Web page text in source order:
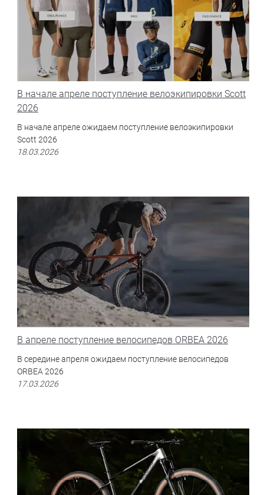
В начале апреле поступление велоэкипировки Scott
2026
В начале апреле ожидаем поступление велоэкипировки
Scott 2026
18.03.2026
В апреле поступление велосипедов ORBEA 2026
В середине апреля ожидаем поступление велосипедов
ORBEA 2026
17.03.2026